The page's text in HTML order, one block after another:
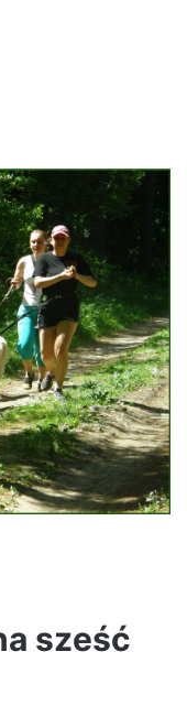
sześć